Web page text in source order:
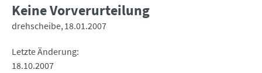
Keine Vorverurteilung
drehscheibe 18.01.2007
Letzte Änderung
18.10.2007